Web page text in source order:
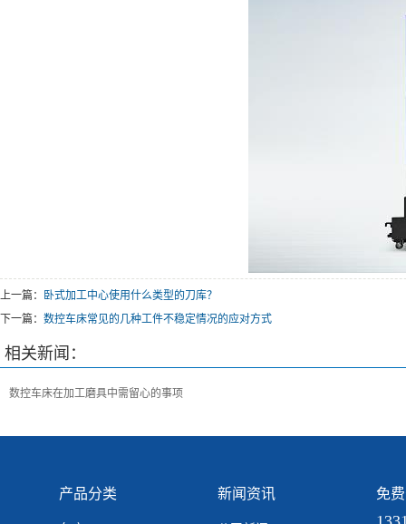
上一篇：
卧式加工中心使用什么类型的刀库？
下一篇： 数控车床常见的几种工件不稳定情况的应对方式
相关新闻：
数控车床在加工磨具中需留心的事项
产品分类 新闻资讯 免